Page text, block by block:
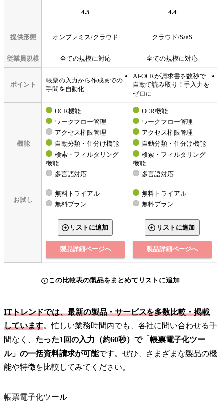
4.5 4.4
提供形態 オンプレミス/クラウド クラウド/SaaS
従業員規模 全ての規模に対応 全ての規模に対応
ポイント
帳票の入力から作成までの
手間を自動化
AI-OCRが請求書を数秒で
自動で読み取り！手入力を
ゼロに
機能
OCR機能
ワークフロー管理
アクセス権限管理
自動分類・仕分け機能
検索・フィルタリング
機能
多言語対応
OCR機能
ワークフロー管理
アクセス権限管理
自動分類・仕分け機能
検索・フィルタリング
機能
多言語対応
お試し
無料トライアル
無料プラン
無料トライアル
無料プラン
リストに追加
製品詳細ページへ
リストに追加
製品詳細ページへ
この比較表の製品をまとめてリストに追加
ITトレンドでは、最新の製品・サービスを多数比較・掲載
しています。忙しい業務時間内でも、各社に問い合わせる手
間なく、 たった1回の入力（約60秒）で「帳票電子化ツー
ル」の一括資料請求が可能です。ぜひ、さまざまな製品の機
能や特徴を比較してみてください。
帳票電子化ツール